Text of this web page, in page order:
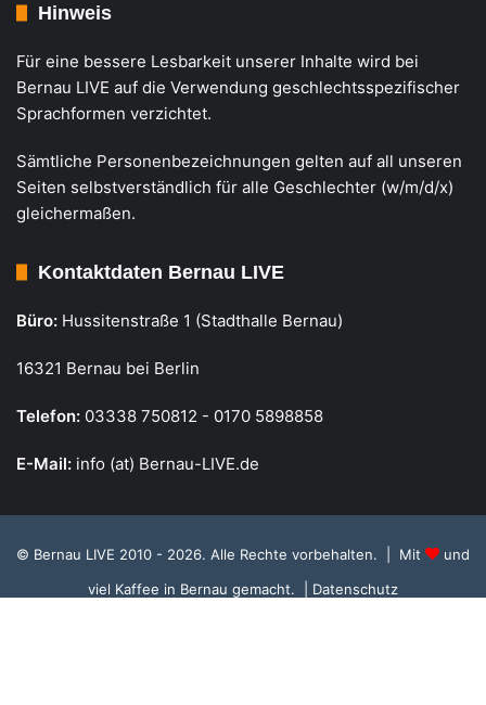
Hinweis
Für eine bessere Lesbarkeit unserer Inhalte wird bei
Bernau LIVE auf die Verwendung geschlechtsspezifischer
Sprachformen verzichtet.
Sämtliche Personenbezeichnungen gelten auf all unseren
Seiten selbstverständlich für alle Geschlechter (w/m/d/x)
gleichermaßen.
Kontaktdaten Bernau LIVE
Büro: Hussitenstraße 1 (Stadthalle Bernau)
16321 Bernau bei Berlin
Telefon: 03338 750812 - 0170 5898858
E-Mail: info (at) Bernau-LIVE.de
© Bernau LIVE 2010 - 2026. Alle Rechte vorbehalten. | Mit
und
viel Kaffee in Bernau gemacht.
| Datenschutz